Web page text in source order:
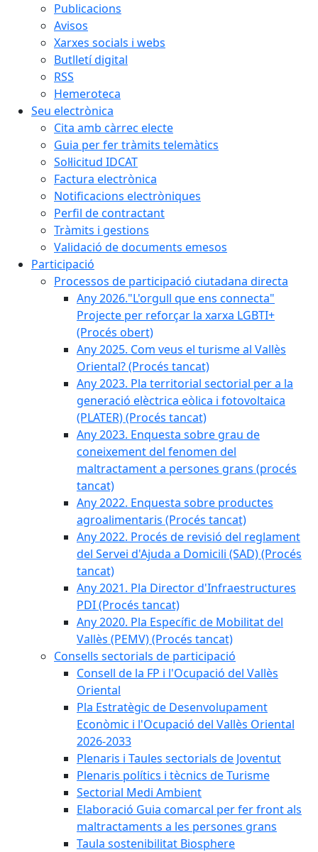
Publicacions
Avisos
Xarxes socials i webs
Butlletí digital
RSS
Hemeroteca
Seu electrònica
Cita amb càrrec electe
Guia per fer tràmits telemàtics
Sol·licitud IDCAT
Factura electrònica
Notificacions electròniques
Perfil de contractant
Tràmits i gestions
Validació de documents emesos
Participació
Processos de participació ciutadana directa
Any 2026."L'orgull que ens connecta"
Projecte per reforçar la xarxa LGBTI+
(Procés obert)
Any 2025. Com veus el turisme al Vallès
Oriental? (Procés tancat)
Any 2023. Pla territorial sectorial per a la
generació elèctrica eòlica i fotovoltaica
(PLATER) (Procés tancat)
Any 2023. Enquesta sobre grau de
coneixement del fenomen del
maltractament a persones grans (procés
tancat)
Any 2022. Enquesta sobre productes
agroalimentaris (Procés tancat)
Any 2022. Procés de revisió del reglament
del Servei d'Ajuda a Domicili (SAD) (Procés
tancat)
Any 2021. Pla Director d'Infraestructures
PDI (Procés tancat)
Any 2020. Pla Específic de Mobilitat del
Vallès (PEMV) (Procés tancat)
Consells sectorials de participació
Consell de la FP i l'Ocupació del Vallès
Oriental
Pla Estratègic de Desenvolupament
Econòmic i l'Ocupació del Vallès Oriental
2026-2033
Plenaris i Taules sectorials de Joventut
Plenaris polítics i tècnics de Turisme
Sectorial Medi Ambient
Elaboració Guia comarcal per fer front als
maltractaments a les persones grans
Taula sostenibilitat Biosphere